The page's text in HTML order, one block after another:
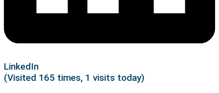
LinkedIn
(Visited 165 times, 1 visits today)